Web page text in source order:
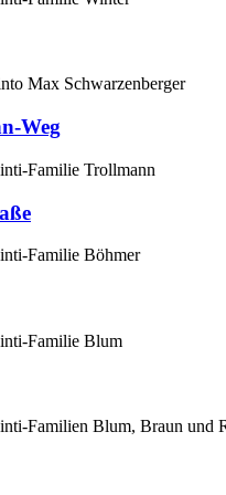
Max Schwarzenberger
Weg
Familie Trollmann
Familie Böhmer
Familie Blum
Familien Blum, Braun und